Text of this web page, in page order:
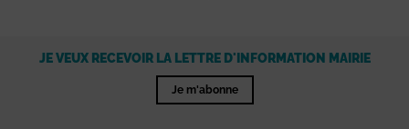
JE VEUX RECEVOIR LA LETTRE D'INFORMATION MAIRIE
Je m'abonne